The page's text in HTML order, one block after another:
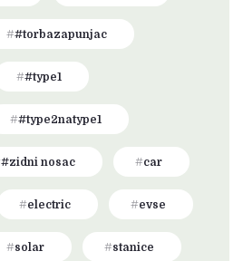
#torbazapunjac
#type1
#type2natype1
#zidni nosac car
electric evse
solar stanice